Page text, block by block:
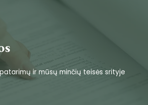
ir mūsų minčių teisės srityje